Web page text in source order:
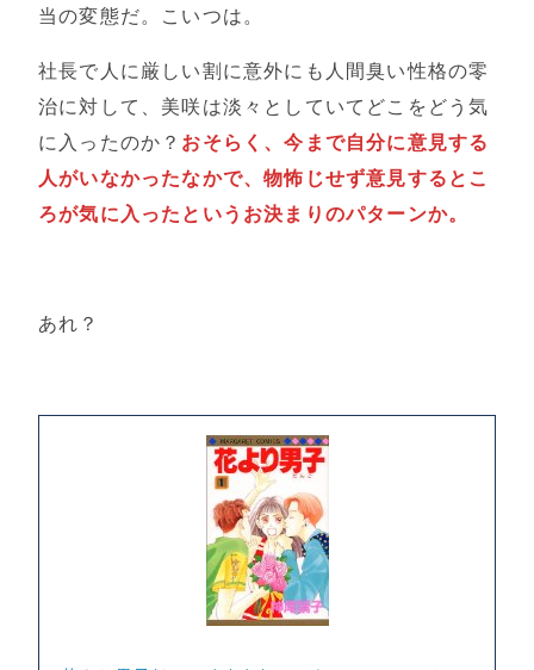
当の変態だ。こいつは。
社長で人に厳しい割に意外にも人間臭い性格の零
治に対して、美咲は淡々としていてどこをどう気
に入ったのか？ おそらく、今まで自分に意見する
人がいなかったなかで、物怖じせず意見するとこ
ろが気に入ったというお決まりのパターンか。
あれ？